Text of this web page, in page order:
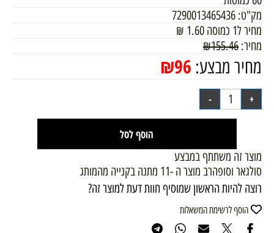
מק"ט: 7290013465436
מחיר ל1 כמוסה
1.60
₪
מחיר:
₪155.46
מחיר מבצע: ₪96
הוסף לסל
מוצר זה משתתף במבצע
סולגאר וסופהרב מוצר ה -11 מתנה בקנייה מהמותג
רוצה להיות הראשון שמוסיף חוות דעת למוצר זה?
הוסף לרשימת המשאלות